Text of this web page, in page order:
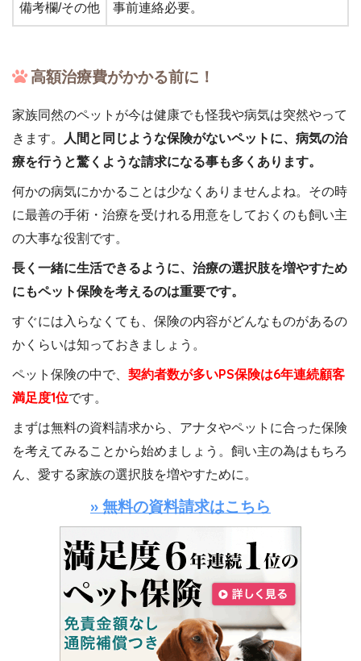
備考欄/その他 事前連絡必要。
高額治療費がかかる前に！
家族同然のペットが今は健康でも怪我や病気は突然やって
きます。 人間と同じような保険がないペットに、病気の治
療を行うと驚くような請求になる事も多くあります。
何かの病気にかかることは少なくありませんよね。その時
に最善の手術・治療を受けれる用意をしておくのも飼い主
の大事な役割です。
長く一緒に生活できるように、治療の選択肢を増やすため
にもペット保険を考えるのは重要です。
すぐには入らなくても、保険の内容がどんなものがあるの
かくらいは知っておきましょう。
ペット保険の中で、 契約者数が多いPS保険は6年連続顧客
満足度1位です。
まずは無料の資料請求から、アナタやペットに合った保険
を考えてみることから始めましょう。飼い主の為はもちろ
ん、愛する家族の選択肢を増やすために。
» 無料の資料請求はこちら